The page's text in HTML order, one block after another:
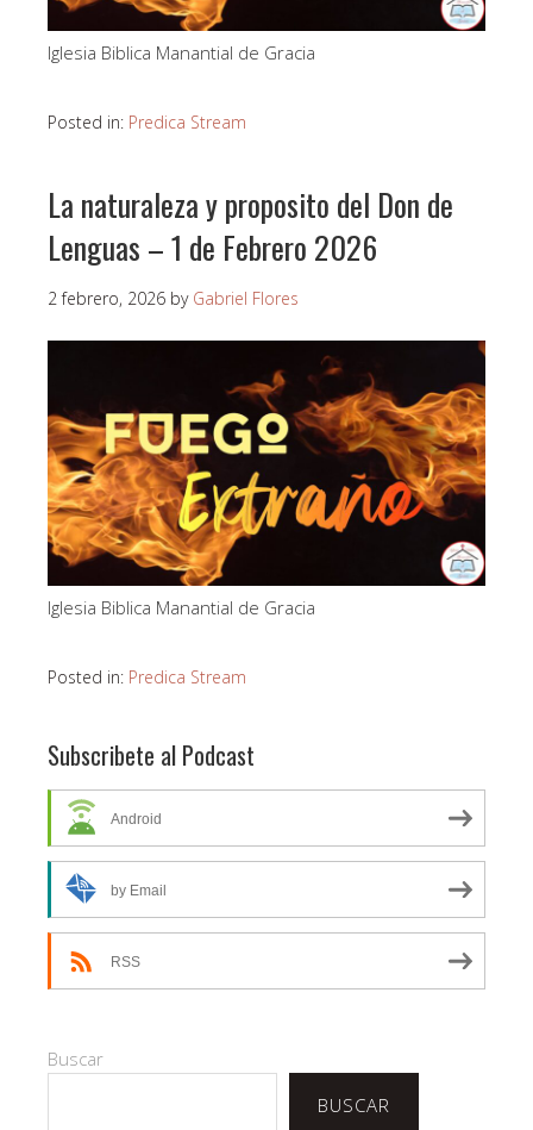
Iglesia Biblica Manantial de Gracia
Posted in: Predica Stream
La naturaleza y proposito del Don de
Lenguas – 1 de Febrero 2026
2 febrero, 2026 by Gabriel Flores
Iglesia Biblica Manantial de Gracia
Posted in: Predica Stream
Subscribete al Podcast
Android
by Email
RSS
Buscar
BUSCAR